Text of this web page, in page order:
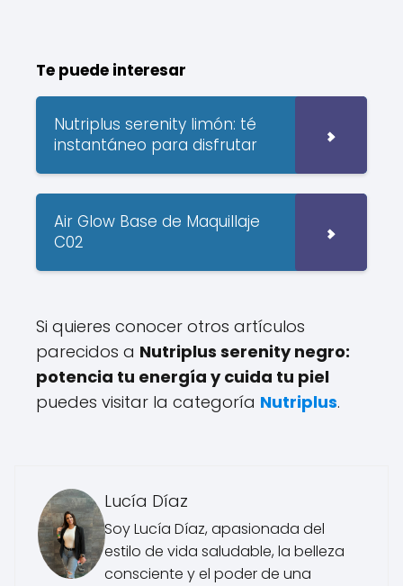
Te puede interesar
Nutriplus serenity limón: té
instantáneo para disfrutar
Air Glow Base de Maquillaje
C02
Si quieres conocer otros artículos
parecidos a Nutriplus serenity negro:
potencia tu energía y cuida tu piel
puedes visitar la categoría Nutriplus.
Lucía Díaz
Soy Lucía Díaz, apasionada del
estilo de vida saludable, la belleza
consciente y el poder de una